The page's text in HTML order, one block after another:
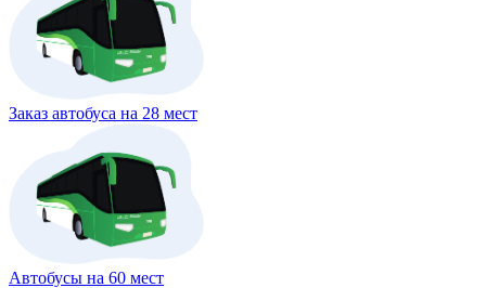
Заказ автобуса на 28 мест
Автобусы на 60 мест